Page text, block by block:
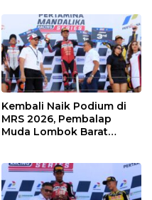
Kembali Naik Podium di
MRS 2026, Pembalap
Muda Lombok Barat